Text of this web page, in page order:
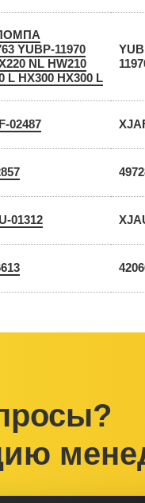
YUBP-11970
NL HW210
L HX300 HX300 L
02487
01312